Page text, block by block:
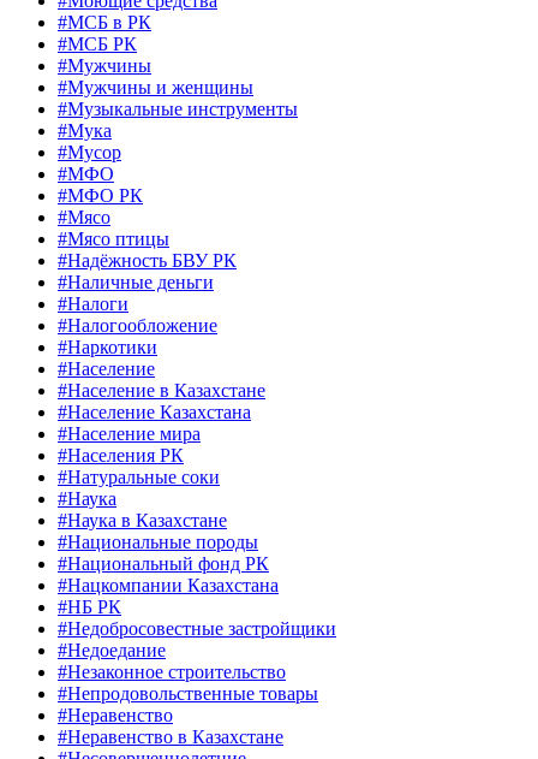
#МСБ в РК
#МСБ РК
#Мужчины
#Мужчины и женщины
#Музыкальные инструменты
#Мука
#Мусор
#МФО
#МФО РК
#Мясо
#Мясо птицы
#Надёжность БВУ РК
#Наличные деньги
#Налоги
#Налогообложение
#Наркотики
#Население
#Население в Казахстане
#Население Казахстана
#Население мира
#Населения РК
#Натуральные соки
#Наука
#Наука в Казахстане
#Национальные породы
#Национальный фонд РК
#Нацкомпании Казахстана
#НБ РК
#Недобросовестные застройщики
#Недоедание
#Незаконное строительство
#Непродовольственные товары
#Неравенство
#Неравенство в Казахстане